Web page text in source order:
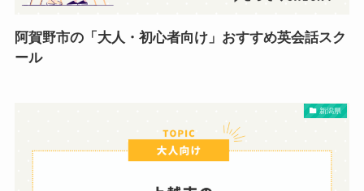
阿賀野市の「大人・初心者向け」おすすめ英会話スク
ール
新潟県